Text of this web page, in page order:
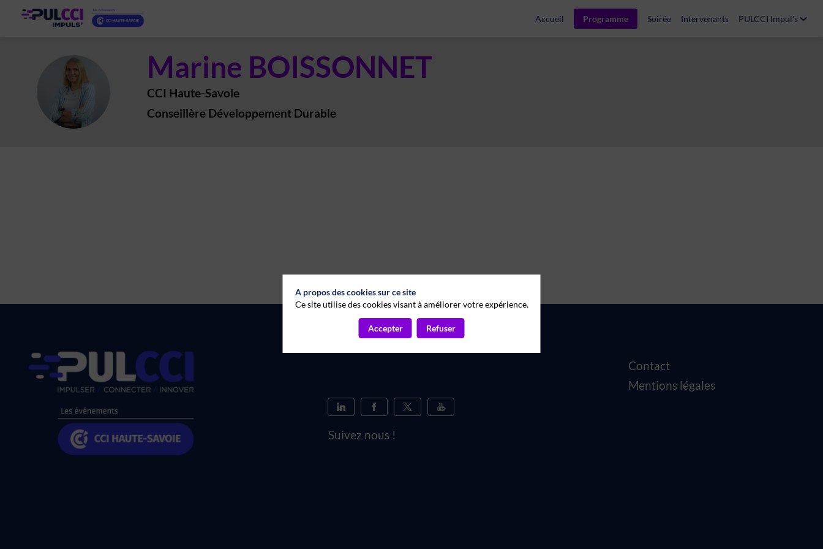
Accueil Programme Soirée Intervenants PULCCI Impul's
MB
Marine BOISSONNET
CCI Haute-Savoie
Conseillère Développement Durable
Suivez nous !
Contact
Mentions légales
A propos des cookies sur ce site
Ce site utilise des cookies visant à améliorer votre expérience.
Accepter Refuser